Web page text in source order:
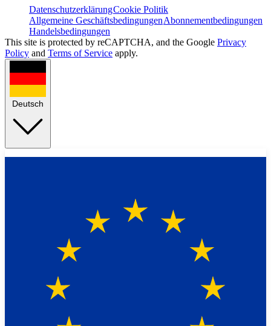
DatenschutzerklärungCookie Politik
Allgemeine GeschäftsbedingungenAbonnementbedingungen
Handelsbedingungen
This site is protected by reCAPTCHA, and the Google Privacy
Policy and Terms of Service apply.
Deutsch